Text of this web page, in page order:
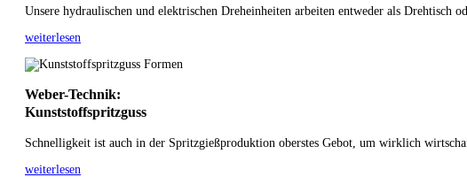
Unsere hydraulischen und elektrischen Dreheinheiten arbeiten entweder als Drehtisch
weiterlesen
Weber-Technik:
Kunststoffspritzguss
Schnelligkeit ist auch in der Spritzgießproduktion oberstes Gebot, um wirklich
weiterlesen